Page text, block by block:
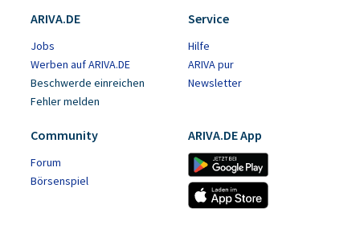
ARIVA.DE
Jobs
Werben auf ARIVA.DE
Beschwerde einreichen
Fehler melden
Service
Hilfe
ARIVA pur
Newsletter
Community
Forum
Börsenspiel
ARIVA.DE App